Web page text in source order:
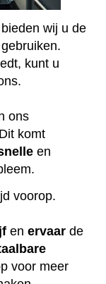
wij u de
kunt u
ons
komt
en
voorop.
en ervaar de
voor meer